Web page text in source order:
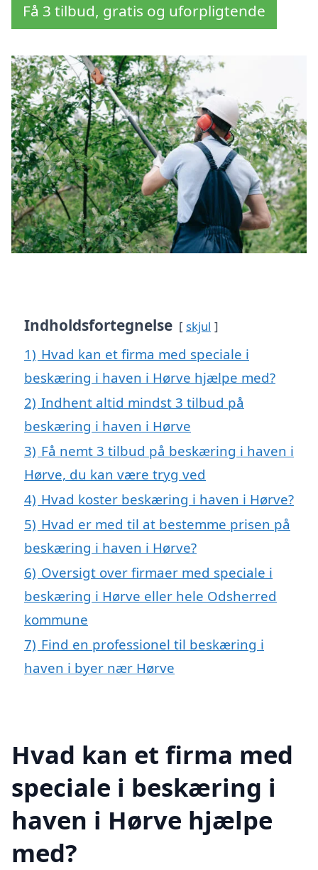
Få 3 tilbud, gratis og uforpligtende
Indholdsfortegnelse skjul
1) Hvad kan et firma med speciale i
beskæring i haven i Hørve hjælpe med?
2) Indhent altid mindst 3 tilbud på
beskæring i haven i Hørve
3) Få nemt 3 tilbud på beskæring i haven i
Hørve, du kan være tryg ved
4) Hvad koster beskæring i haven i Hørve?
5) Hvad er med til at bestemme prisen på
beskæring i haven i Hørve?
6) Oversigt over firmaer med speciale i
beskæring i Hørve eller hele Odsherred
kommune
7) Find en professionel til beskæring i
haven i byer nær Hørve
Hvad kan et firma med
speciale i beskæring i
haven i Hørve hjælpe
med?